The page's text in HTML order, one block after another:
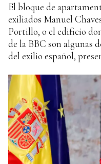
El bloque de
exiliados Manuel
Portillo, o el edificio
de la BBC son algunas
del exilio español,